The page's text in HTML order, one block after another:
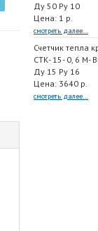
Ду 50 Ру 10
Цена: 1 р.
смотреть далее...
Счетчик тепла
СТК- 15- 0, 6 M-
Ду 15 Ру 16
Цена: 3640 р.
смотреть далее...